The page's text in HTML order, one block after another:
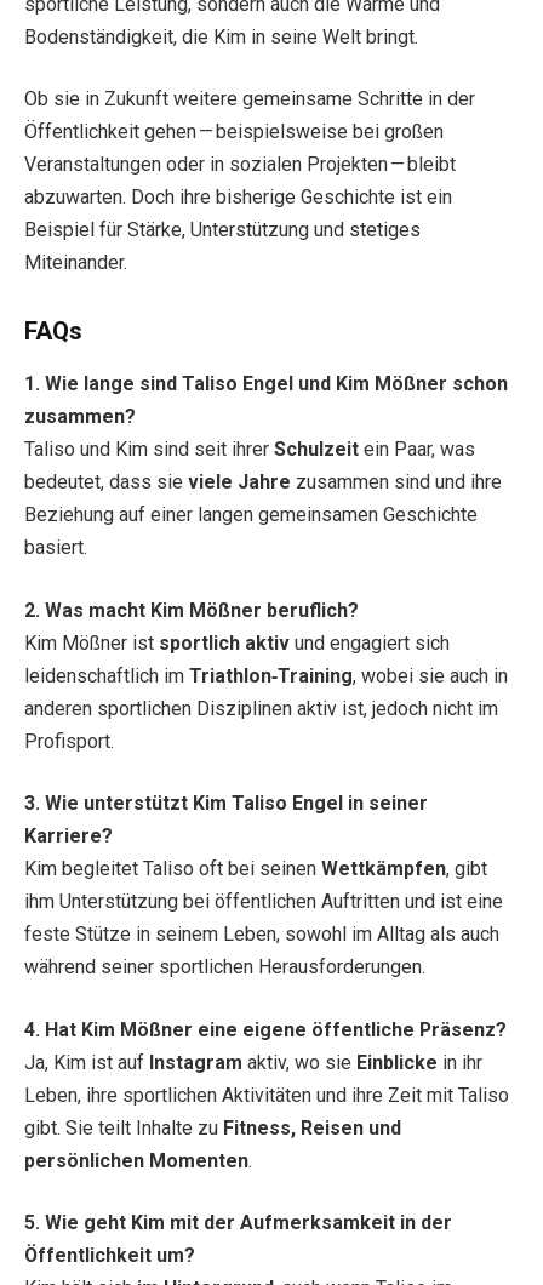
Bodenständigkeit, die Kim in seine Welt bringt.
Ob sie in Zukunft weitere gemeinsame Schritte in der
Öffentlichkeit gehen — beispielsweise bei großen
Veranstaltungen oder in sozialen Projekten — bleibt
abzuwarten. Doch ihre bisherige Geschichte ist ein
Beispiel für Stärke, Unterstützung und stetiges
Miteinander.
FAQs
1. Wie lange sind Taliso Engel und Kim Mößner schon
zusammen?
Taliso und Kim sind seit ihrer Schulzeit ein Paar, was
bedeutet, dass sie viele Jahre zusammen sind und ihre
Beziehung auf einer langen gemeinsamen Geschichte
basiert.
2. Was macht Kim Mößner beruflich?
Kim Mößner ist sportlich aktiv und engagiert sich
leidenschaftlich im Triathlon‑Training, wobei sie auch in
anderen sportlichen Disziplinen aktiv ist, jedoch nicht im
Profisport.
3. Wie unterstützt Kim Taliso Engel in seiner
Karriere?
Kim begleitet Taliso oft bei seinen Wettkämpfen, gibt
ihm Unterstützung bei öffentlichen Auftritten und ist eine
feste Stütze in seinem Leben, sowohl im Alltag als auch
während seiner sportlichen Herausforderungen.
4. Hat Kim Mößner eine eigene öffentliche Präsenz?
Ja, Kim ist auf Instagram aktiv, wo sie Einblicke in ihr
Leben, ihre sportlichen Aktivitäten und ihre Zeit mit Taliso
gibt. Sie teilt Inhalte zu Fitness, Reisen und
persönlichen Momenten.
5. Wie geht Kim mit der Aufmerksamkeit in der
Öffentlichkeit um?